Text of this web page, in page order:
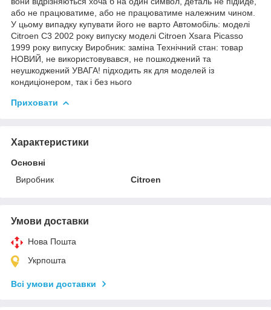
або не працюватиме, або не працюватиме належним чином.
У цьому випадку купувати його не варто Автомобіль: моделі
Citroen C3 2002 року випуску моделі Citroen Xsara Picasso
1999 року випуску Виробник: заміна Технічний стан: товар
НОВИЙ, не використовувався, не пошкоджений та
неушкоджений УВАГА! підходить як для моделей із
кондиціонером, так і без нього
Приховати
Характеристики
Основні
Виробник
Citroen
Умови доставки
Нова Пошта
Укрпошта
Всі умови доставки